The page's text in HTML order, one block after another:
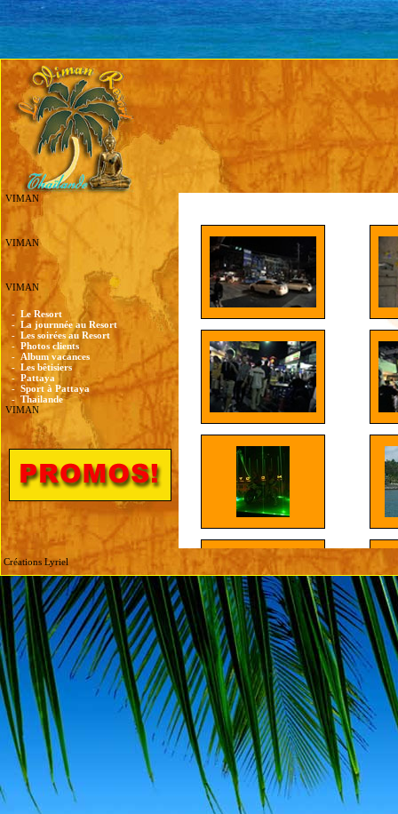
VIMAN
VIMAN
VIMAN
- Le Resort
- La journnée au Resort
- Les soirées au Resort
- Photos clients
- Album vacances
- Les bêtisiers
- Pattaya
- Sport à Pattaya
-Thailande
VIMAN
Créations Lyriel